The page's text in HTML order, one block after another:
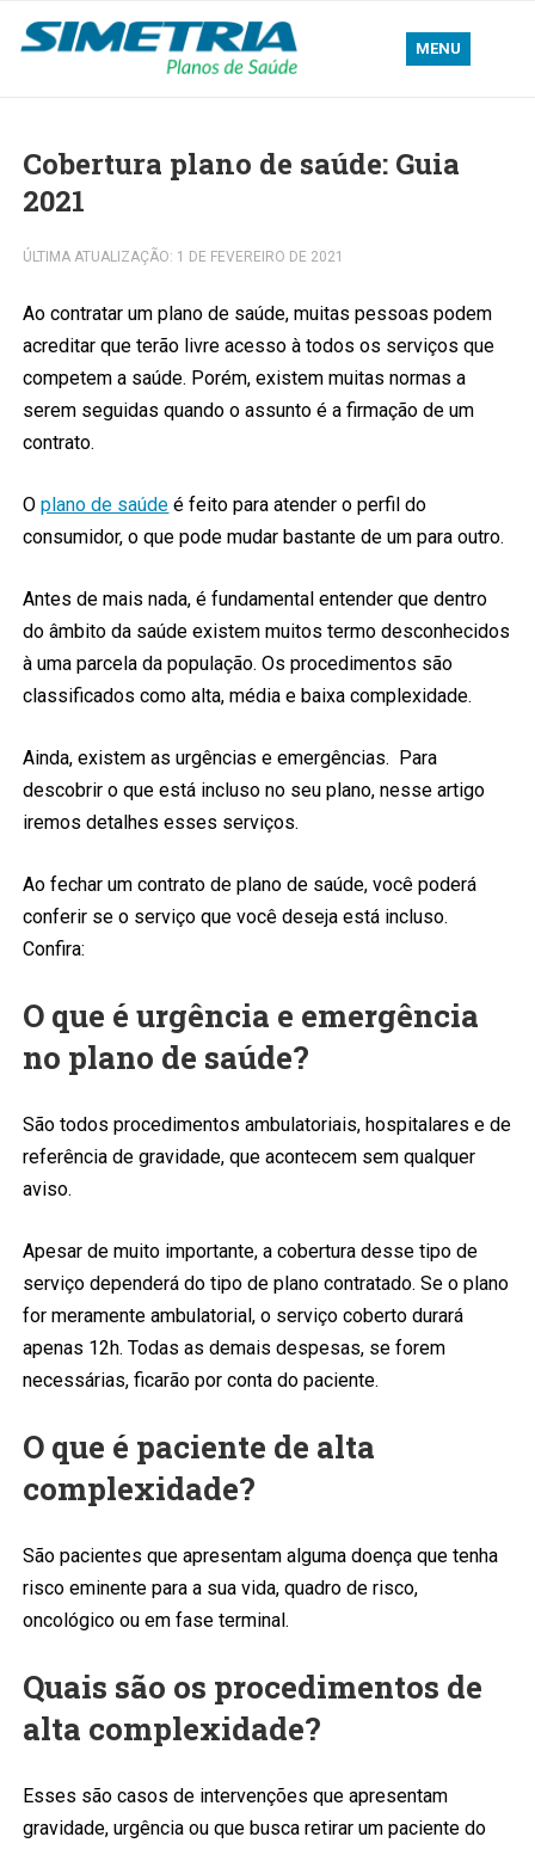
MENU
Cobertura plano de saúde: Guia
2021
ÚLTIMA ATUALIZAÇÃO: 1 DE FEVEREIRO DE 2021
Ao contratar um plano de saúde, muitas pessoas podem
acreditar que terão livre acesso à todos os serviços que
competem a saúde. Porém, existem muitas normas a
serem seguidas quando o assunto é a firmação de um
contrato.
Oplano de saúde é feito para atender o perfil do
consumidor, o que pode mudar bastante de um para outro.
Antes de mais nada, é fundamental entender que dentro
do âmbito da saúde existem muitos termo desconhecidos
à uma parcela da população. Os procedimentos são
classificados como alta, média e baixa complexidade.
Ainda, existem as urgências e emergências. Para
descobrir o que está incluso no seu plano, nesse artigo
iremos detalhes esses serviços.
Ao fechar um contrato de plano de saúde, você poderá
conferir se o serviço que você deseja está incluso.
Confira:
O que é urgência e emergência
no plano de saúde?
São todos procedimentos ambulatoriais, hospitalares e de
referência de gravidade, que acontecem sem qualquer
aviso.
Apesar de muito importante, a cobertura desse tipo de
serviço dependerá do tipo de plano contratado. Se o plano
for meramente ambulatorial, o serviço coberto durará
apenas 12h. Todas as demais despesas, se forem
necessárias, ficarão por conta do paciente.
O que é paciente de alta
complexidade?
São pacientes que apresentam alguma doença que tenha
risco eminente para a sua vida, quadro de risco,
oncológico ou em fase terminal.
Quais são os procedimentos de
alta complexidade?
Esses são casos de intervenções que apresentam
gravidade, urgência ou que busca retirar um paciente do